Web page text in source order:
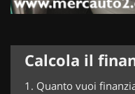
Calcola il
1. Quanto vuoi